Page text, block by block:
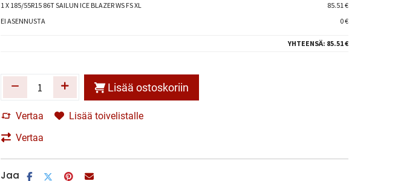
1X 185/55R15 86T SAILUN ICE BLAZER WS FS XL
85.51 €
EI ASENNUSTA
0 €
YHTEENSÄ: 85.51 €
Lisää ostoskoriin
Vertaa
Lisää toivelistalle
Vertaa
Jaa